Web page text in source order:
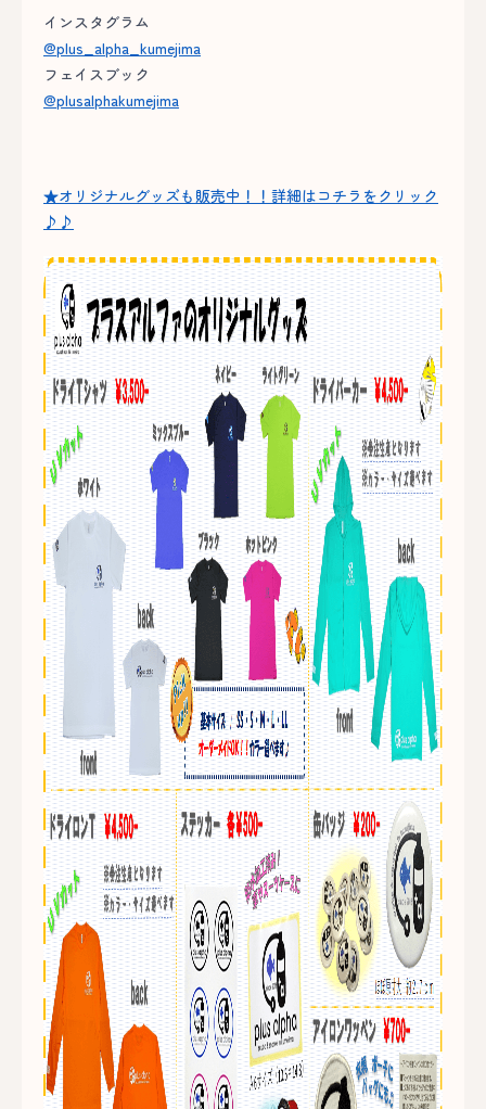
インスタグラム
@plus_alpha_kumejima
フェイスブック
@plusalphakumejima
★オリジナルグッズも販売中！！詳細はコチラをクリック
♪♪